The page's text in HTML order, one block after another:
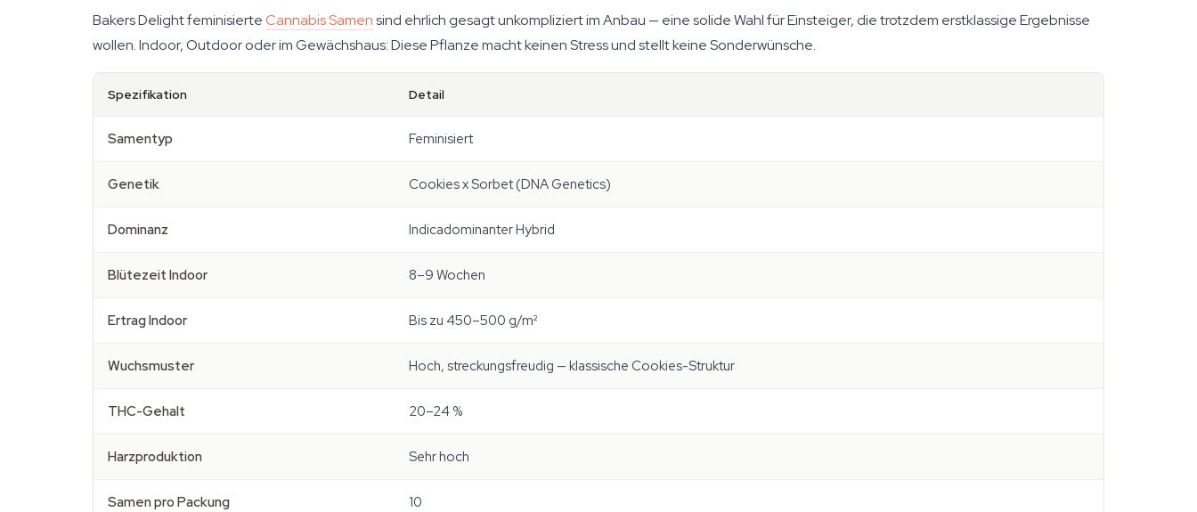
Bakers Delight feminisierteCannabis Samensind ehrlich gesagt unkompliziert im Anbau — eine solide Wahl für Einsteiger, die trotzdem erstklassige Ergebnisse
wollen. Indoor, Outdoor oder im Gewächshaus: Diese Pflanze macht keinen Stress und stellt keine Sonderwünsche.
Spezifikation Detail
Samentyp Feminisiert
Genetik Cookies x Sorbet (DNA Genetics)
Dominanz Indicadominanter Hybrid
Blütezeit Indoor 8–9 Wochen
Ertrag Indoor Bis zu 450–500 g/m²
Wuchsmuster Hoch, streckungsfreudig — klassische Cookies-Struktur
THC-Gehalt 20–24 %
Harzproduktion Sehr hoch
Samen pro Packung 10